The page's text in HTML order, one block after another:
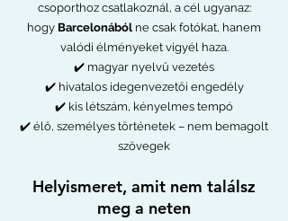
csoporthoz csatlakoznál, a cél ugyanaz:
hogy Barcelonából ne csak fotókat, hanem
valódi élményeket vigyél haza.
✔️ magyar nyelvű vezetés
✔️ hivatalos idegenvezetői engedély
✔️ kis létszám, kényelmes tempó
✔️ élő, személyes történetek – nem bemagolt
szövegek
Helyismeret, amit nem találsz
meg a neten